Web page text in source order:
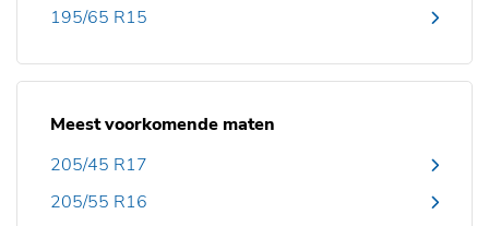
195/65 R15
Meest voorkomende maten
205/45 R17
205/55 R16